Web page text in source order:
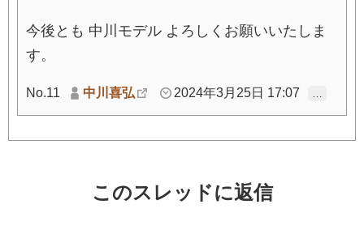
今後とも 中川モデル よろしくお願いいたしま
す。
No.11 中川喜弘 2024年3月25日 17:07
このスレッドに返信